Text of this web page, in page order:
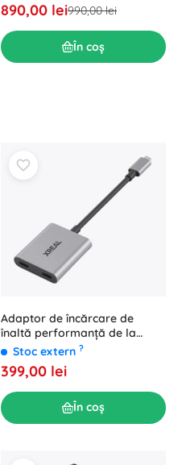
890,00 lei990,00 lei
În coș
Adaptor de încărcare de
înaltă performanță de la
XREAL
Stoc extern ?
399,00 lei
În coș